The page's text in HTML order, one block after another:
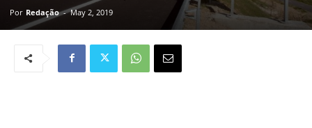
Por Redação - May 2, 2019